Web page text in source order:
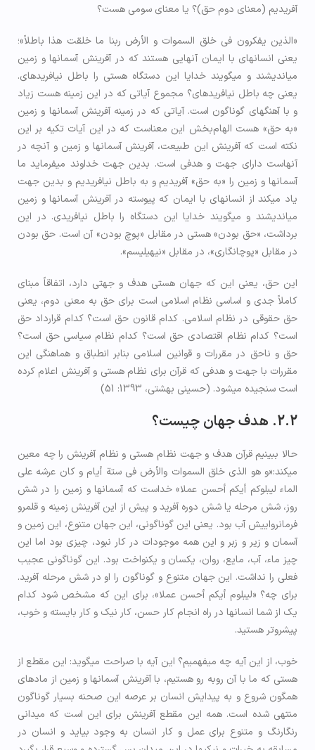
آفریدیم (معنای دوم حق)؟ یا معنای سومی هست؟
«الذين يفكرون في خلق السموات و الأرض ربنا ما خلقت هذا باطلاً»؛
یعنی انسان­های با ایمان آن­هایی هستند که در آفرینش آسمان­ها و زمین
می­اندیشند و می­گویند خدایا این دستگاه هستی را باطل نیافریده­ای.
یعنی چه باطل نیافریده­ای؟ مجموع آیاتی که در این زمینه هست زیاد
و با آهنگ­های گوناگون است. آیاتی که در زمینه آفرینش آسمان­ها و زمین
«به حق» هست الهام‌بخش این معناست که در این آیات تکیه بر این
نکته است که آفرینش این طبیعت، آفرینش آسمان­ها و زمین و آن­چه در
آن­هاست دارای جهت و هدفی است. بدین جهت خداوند می­فرماید ما
آسمان­ها و زمین را «به حق» آفریدیم و به باطل نیافریدیم و بدین جهت
یاد می­کند از انسان­های با ایمان که پیوسته در آفرینش آسمان­ها و زمین
می­اندیشند و می­گویند خدایا این دستگاه را باطل نیافریدی. در این
برداشت، «حق بودن» هستی در مقابل «پوچ بودن» آن است. حق بودن
در مقابل «پوچ­انگاری»، در مقابل «نیهیلیسم».
این حق، یعنی این که جهان هستی هدف و جهتی دارد، اتفاقاً مبنای
کاملاً جدی و اساسی نظام اسلامی است برای حق به معنی دوم، یعنی
حق حقوقی در نظام اسلامی. کدام قانون حق است؟ کدام قرارداد حق
است؟ کدام نظام اقتصادی حق است؟ کدام نظام سیاسی حق است؟
حق و ناحق در مقررات و قوانین اسلامی بنابر انطباق و هماهنگی این
مقررات با جهت و هدفی که قرآن برای نظام هستی و آفرینش اعلام کرده
است سنجیده می­شود. (حسینی بهشتی، 1393: 51)
2.2. هدف جهان چیست؟
حالا ببینیم قرآن هدف و جهت نظام هستی و نظام آفرینش را چه معین
می­کند:«و هو الذي خلق السموات والأرض في ستة أيام و كان عرشه على
الماء ليبلوكم أيكم أحسن عملا» خداست که آسمان­ها و زمین را در شش
روز، شش مرحله یا شش دوره آفرید و پیش از این آفرینش زمینه و قلمرو
فرمانرواییش آب بود. یعنی این گوناگونی، این جهان متنوع، این زمین و
آسمان و زیر و زبر و این همه موجودات در کار نبود، چیزی بود اما این
چیز ماء، آب، مایع، روان، یکسان و یکنواخت بود. این گوناگونی عجیب
فعلی را نداشت. این جهان متنوع و گوناگون را او در شش مرحله آفرید.
برای چه؟ «ليبلوم أیکم أحسن عملا»، برای این که مشخص شود کدام
یک از شما انسان­ها در راه انجام کار حسن، کار نیک و کار بایسته و خوب،
پیشروتر هستید.
خوب، از این آیه چه می­فهمیم؟ این آیه با صراحت می­گوید: این مقطع از
هستی که ما با آن روبه رو هستیم، با آفرینش آسمان­ها و زمین از ماده­ای
همگون شروع و به پیدایش انسان بر عرصه این صحنه بسیار گوناگون
منتهی شده است. همه این مقطع آفرینش برای این است که میدانی
رنگارنگ و متنوع برای عمل و کار انسان به وجود بیاید و انسان در